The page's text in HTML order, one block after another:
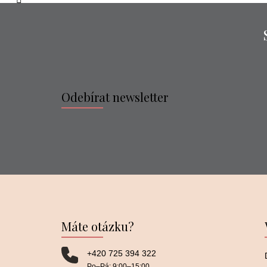
Odebírat newsletter
Máte otázku?
+420 725 394 322